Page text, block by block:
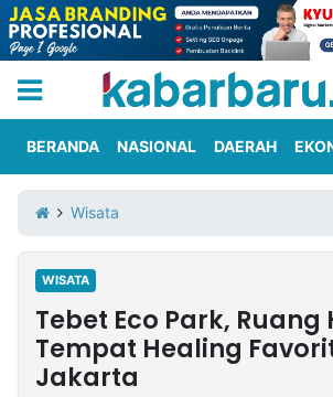
Iklan
Berita
Kami
Nasional
International
Olahraga
Entertainment
Daerah
Pariwisata
Kuliner
Kolom
BERANDA NASIONAL DAERAH
Wisata
WISATA
Tebet Eco Park, Ruang
Tempat Healing
Jakarta